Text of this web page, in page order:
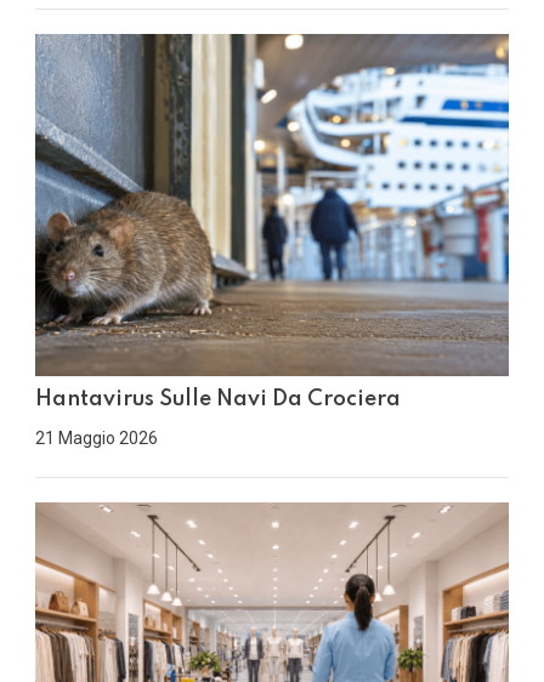
Hantavirus Sulle Navi Da Crociera
21 Maggio 2026